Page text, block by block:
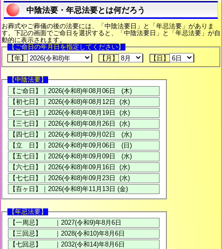
中陰法要・年忌法要とは何だろう
お葬式やご葬儀の後の法要には、「中陰法要日」と「年忌法要」がありま
す。下記の画面でご命日を選択すると、「中陰法要日」と「年忌法要」が自
動的に表示されます。
【ご命日の年月日を指定してください】
【年】
【月】 【日】
【中陰法要】
【年忌法要】